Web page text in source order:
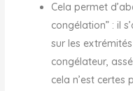
Cela permet
congélation” : il
sur les
congélateur,
cela n’est certes